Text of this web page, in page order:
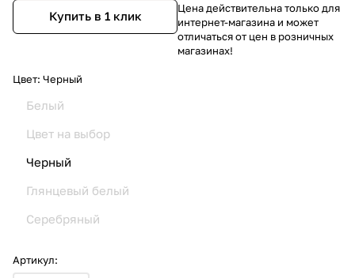
Купить в 1 клик
Цвет: Черный
Черный
Белый
Цвет на выбор
Глянцевый белый
Серебряный
Артикул:
Цена действительна только для
интернет-магазина и может
отличаться от цен в розничных
магазинах!